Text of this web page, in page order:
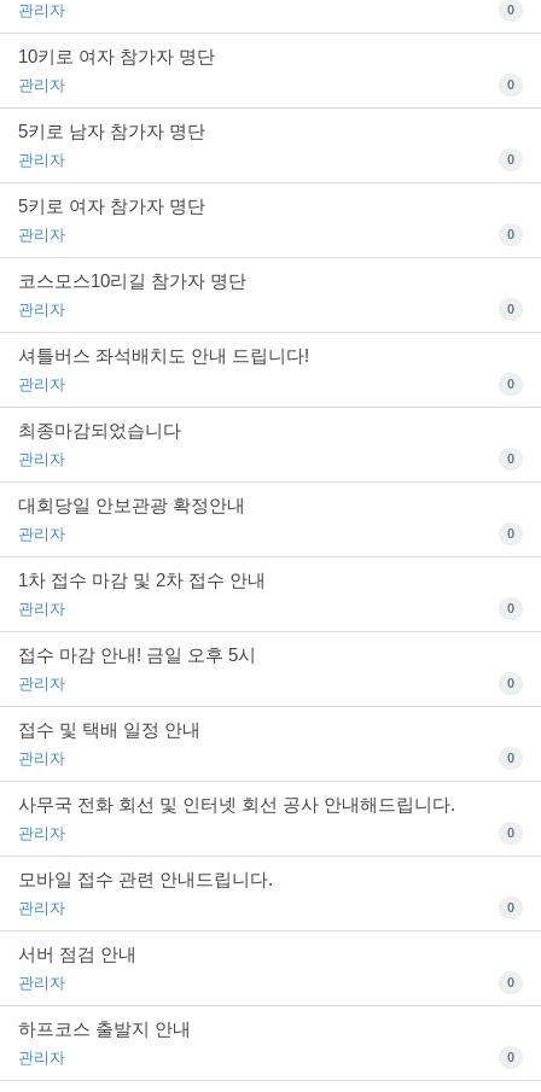
관리자 0
10키로 여자 참가자 명단
관리자 0
5키로 남자 참가자 명단
관리자 0
5키로 여자 참가자 명단
관리자 0
코스모스10리길 참가자 명단
관리자 0
셔틀버스 좌석배치도 안내 드립니다!
관리자 0
최종마감되었습니다
관리자 0
대회당일 안보관광 확정안내
관리자 0
1차 접수 마감 및 2차 접수 안내
관리자 0
접수 마감 안내! 금일 오후 5시
관리자 0
접수 및 택배 일정 안내
관리자 0
사무국 전화 회선 및 인터넷 회선 공사 안내해드립니다.
관리자 0
모바일 접수 관련 안내드립니다.
관리자 0
서버 점검 안내
관리자 0
하프코스 출발지 안내
관리자 0